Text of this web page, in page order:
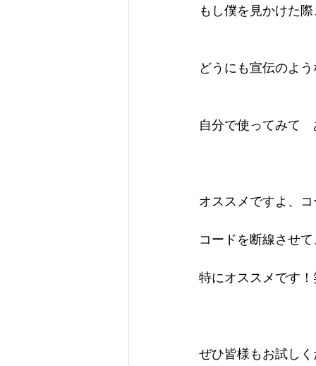
もし僕を見かけた
どうにも宣伝のよ
自分で使ってみて
オススメですよ、
コードを断線させ
特にオススメです
ぜひ皆様もお試し